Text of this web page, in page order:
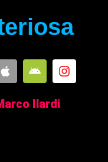
Ilardi